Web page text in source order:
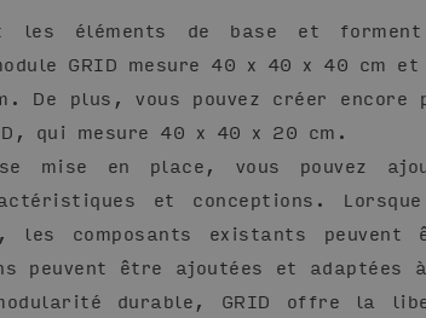
les éléments de base et
GRID mesure 40 x 40 x 40 cm
De plus, vous pouvez créer encore
qui mesure 40 x 40 x 20 cm.
mise en place, vous pouvez
et conceptions.
les composants existants peuvent
peuvent être ajoutées et adaptées
durable, GRID offre la